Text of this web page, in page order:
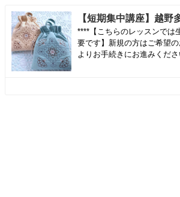
****【こちらのレッスンでは
要です】新規の方はご希望
よりお手続きにお進みくだ